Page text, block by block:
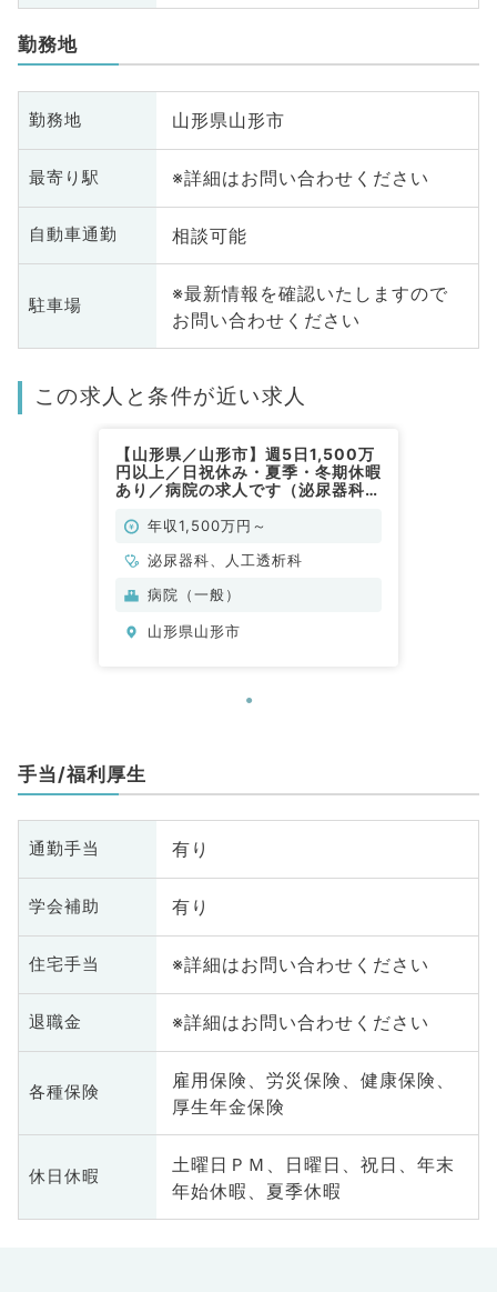
勤務地
勤務地 山形県山形市
最寄り駅 ※詳細はお問い合わせください
自動車通勤 相談可能
駐車場
※最新情報を確認いたしますので
お問い合わせください
この求人と条件が近い求人
【山形県／山形市】週5日1,500万
円以上／日祝休み・夏季・冬期休暇
あり／病院の求人です（泌尿器科／
年収1,500万円～
泌尿器科、人工透析科
病院（一般）
山形県山形市
手当/福利厚生
通勤手当 有り
学会補助 有り
住宅手当 ※詳細はお問い合わせください
退職金 ※詳細はお問い合わせください
各種保険
雇用保険、労災保険、健康保険、
厚生年金保険
休日休暇
土曜日ＰＭ、日曜日、祝日、年末
年始休暇、夏季休暇